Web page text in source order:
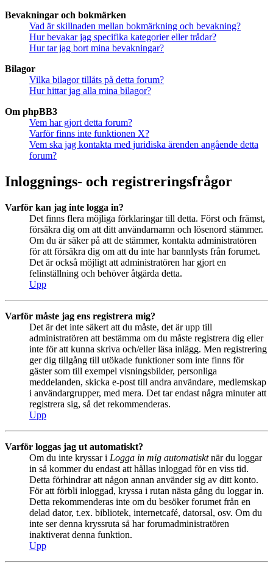
Bevakningar och bokmärken
Vad är skillnaden mellan bokmärkning och bevakning?
Hur bevakar jag specifika kategorier eller trådar?
Hur tar jag bort mina bevakningar?
Bilagor
Vilka bilagor tillåts på detta forum?
Hur hittar jag alla mina bilagor?
Om phpBB3
Vem har gjort detta forum?
Varför finns inte funktionen X?
Vem ska jag kontakta med juridiska ärenden angående detta
forum?
Inloggnings- och registreringsfrågor
Varför kan jag inte logga in?
Det finns flera möjliga förklaringar till detta. Först och främst,
försäkra dig om att ditt användarnamn och lösenord stämmer.
Om du är säker på att de stämmer, kontakta administratören
för att försäkra dig om att du inte har bannlysts från forumet.
Det är också möjligt att administratören har gjort en
felinställning och behöver åtgärda detta.
Upp
Varför måste jag ens registrera mig?
Det är det inte säkert att du måste, det är upp till
administratören att bestämma om du måste registrera dig eller
inte för att kunna skriva och/eller läsa inlägg. Men registrering
ger dig tillgång till utökade funktioner som inte finns för
gäster som till exempel visningsbilder, personliga
meddelanden, skicka e-post till andra användare, medlemskap
i användargrupper, med mera. Det tar endast några minuter att
registrera sig, så det rekommenderas.
Upp
Varför loggas jag ut automatiskt?
Om du inte kryssar i Logga in mig automatisktnär du loggar
in så kommer du endast att hållas inloggad för en viss tid.
Detta förhindrar att någon annan använder sig av ditt konto.
För att förbli inloggad, kryssa i rutan nästa gång du loggar in.
Detta rekommenderas inte om du besöker forumet från en
delad dator, t.ex. bibliotek, internetcafé, datorsal, osv. Om du
inte ser denna kryssruta så har forumadministratören
inaktiverat denna funktion.
Upp